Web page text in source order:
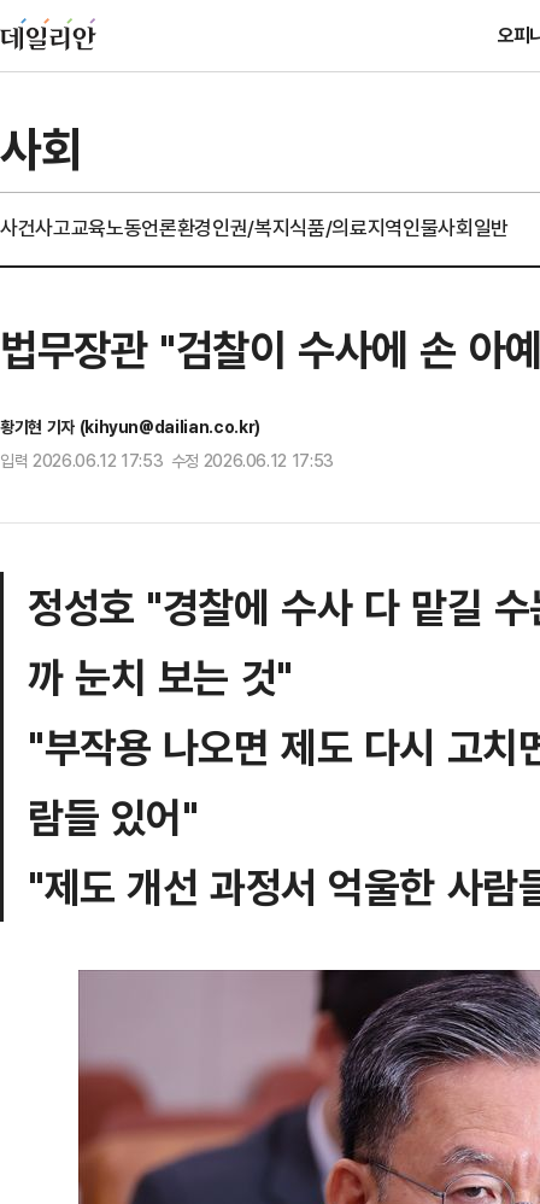
오피
사회
사건사고교육노동언론환경인권/복지식품/의료지역인물사회일반
법무장관 "검찰이 수사에 손 아
황기현 기자 (kihyun@dailian.co.kr)
입력 2026.06.12 17:53 수정 2026.06.12 17:53
정성호 "경찰에 수사 다 맡길
까 눈치 보는 것"
"부작용 나오면 제도 다시 고치
람들 있어"
"제도 개선 과정서 억울한 사람